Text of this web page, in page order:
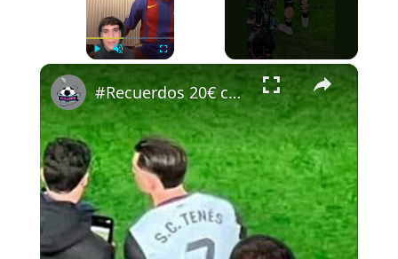
×
#Recuerdos 20€ código CAMIS20 ig: pausegarrra #futbol #cullera #newnow #etoo